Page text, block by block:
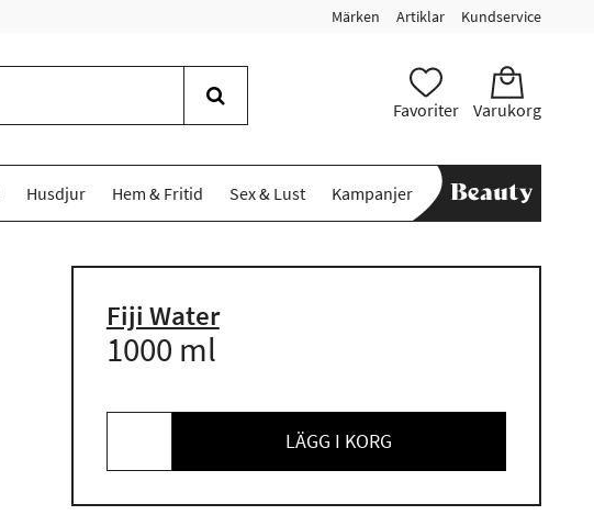
Märken Artiklar Kundservice
Favoriter Varukorg
Husdjur Hem & Fritid Sex & Lust Kampanjer
Fiji Water
1000 ml
LÄGG I KORG